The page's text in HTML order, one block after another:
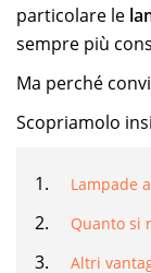
particolare le
sempre più
Ma perché
Scopriamolo
Lampade
Quanto si
Altri